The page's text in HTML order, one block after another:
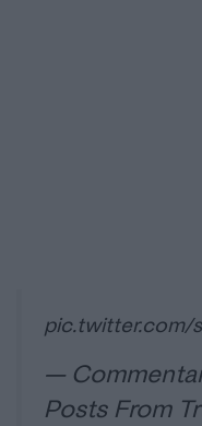
pic.twitter.com/
—
Posts From